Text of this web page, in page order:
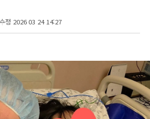
정 2026 03 24 14:27